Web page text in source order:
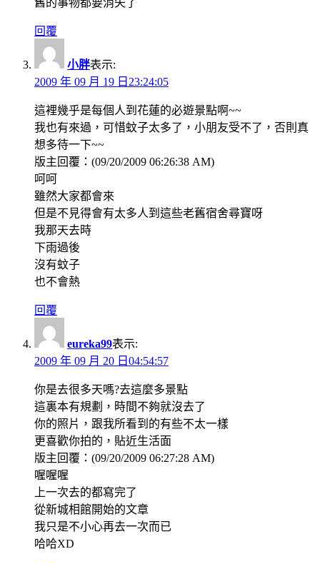
回覆
小胖表示:
2009 年 09 月 19 日23:24:05
這裡幾乎是每個人到花蓮的必遊景點啊~~
我也有來過，可惜蚊子太多了，小朋友受不了，否則真
想多待一下~~
版主回覆：(09/20/2009 06:26:38 AM)
呵呵
雖然大家都會來
但是不見得會有太多人到這些老舊宿舍尋寶呀
我那天去時
下雨過後
沒有蚊子
也不會熱
回覆
eureka99表示:
2009 年 09 月 20 日04:54:57
你是去很多天嗎?去這麼多景點
這裏本有規劃，時間不夠就沒去了
你的照片，跟我所看到的有些不太一樣
更喜歡你拍的，貼近生活面
版主回覆：(09/20/2009 06:27:28 AM)
喔喔喔
上一次去的都寫完了
從新城相館開始的文章
我只是不小心再去一次而已
哈哈XD